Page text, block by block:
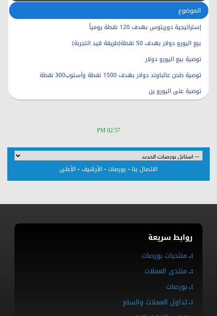
الموضوع
إستراتيجية دوريتوس بهدف 120 نقطة يومياً
بيع اليورو دولار بهدف 50 نقطة(طريقة قيد التجربة)
توصية بيع اليورو دولار
توصية طحن عالباوند دولار بهدف 1500 نقطة وأستوب300 نقطة
توصية على اليورو ين
02:57 PM
الاتصال بنا - بورصات-الأرشيف-الأعلى
روابط سريعة
منتديات بورصات
منتدى العملات
بورصات
تداول العملات والسلع